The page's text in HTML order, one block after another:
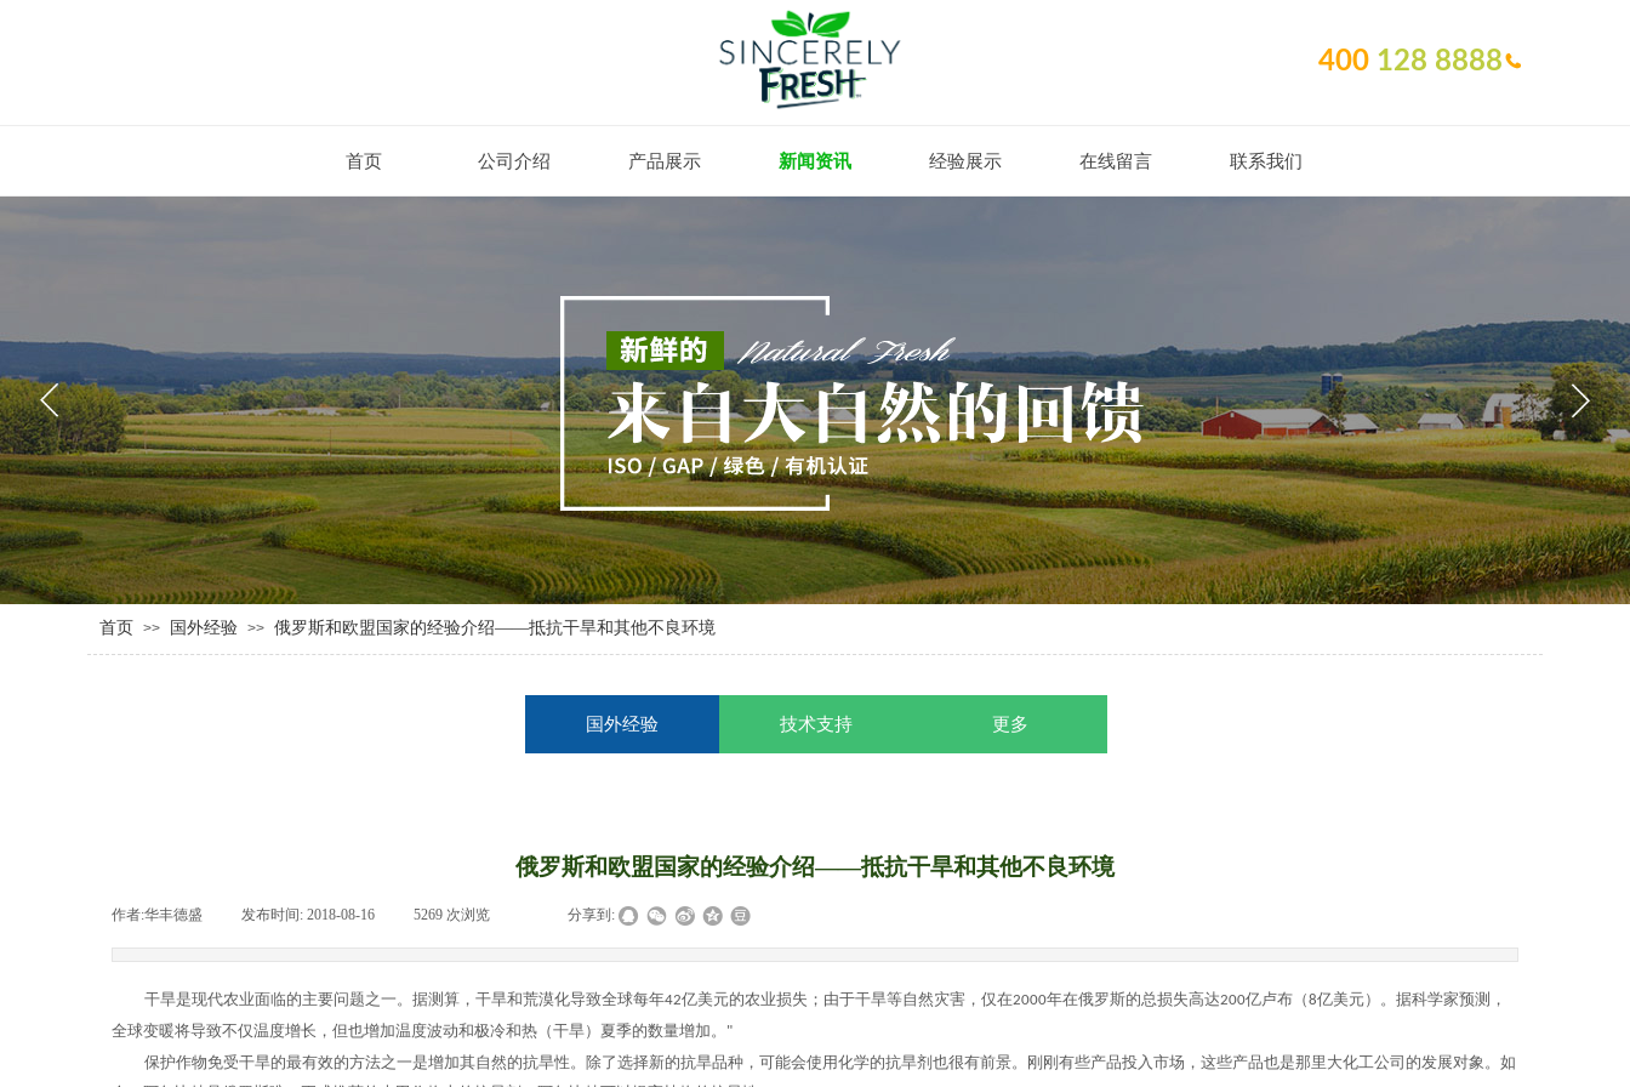
400 128 8888
首页 公司介绍 产品展示 新闻资讯 经验展示 在线留言 联系我们
首页 >> 国外经验 >> 俄罗斯和欧盟国家的经验介绍——抵抗干旱和其他不良环境
国外经验 技术支持 更多
俄罗斯和欧盟国家的经验介绍——抵抗干旱和其他不良环境
作者:华丰德盛 发布时间: 2018-08-16 5269 次浏览 分享到:
干旱是现代农业面临的主要问题之一。据测算，干旱和荒漠化导致全球每年42亿美元的农业损失 ； 由于干旱等自然灾害，仅在2000年在俄罗斯的总损失高达200亿卢布（8亿美元）。据科学家预测，
全球变暖将导致不仅温度增长，但也增加温度波动和极冷和热（干旱）夏季的数量增加。
"
保护作物免受干旱的最有效的方法之一是增加其自然的抗旱性。除了选择新的抗旱品种，可能会使用化学的抗旱剂也很有前景。刚刚有些产品投入市场，这些产品也是那里大化工公司的发展对象。如